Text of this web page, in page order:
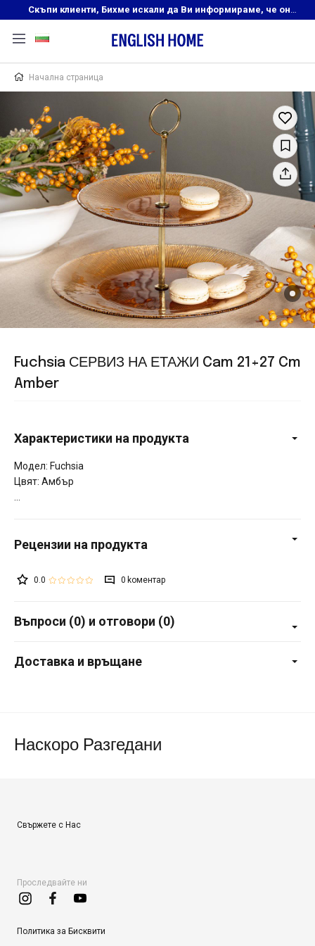
Скъпи клиенти, Бихме искали да Ви информираме, че онлайн магазинът на English Home преустановява своята дейност. Прекрасният ни и усмихнат екип ,Ви очаква в нашите физически магазини, където ще откриете любимите си продукти! Благодарим Ви, че сте част от семейството на Еnglish Home!
Начална страница
Fuchsia СЕРВИЗ НА ЕТАЖИ Cam 21+27 Cm
Amber
Характеристики на продукта
Модел: Fuchsia
Цвят: Амбър
0.0 0
Въпроси (0) и отговори (0)
Доставка и връщане
Наскоро Разгедани
Свържете с Нас
Проследвайте ни
Политика за Бисквити